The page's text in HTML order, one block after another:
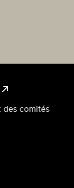
des comités